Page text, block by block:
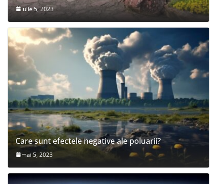
iulie 5, 2023
Care sunt efectele negative ale poluarii?
mai 5, 2023